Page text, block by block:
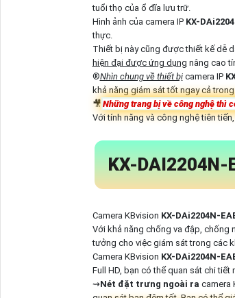
tuổi thọ của ổ đĩa lưu trữ.
Hình ảnh của camera IP KX-
thực.
Thiết bị này cũng được thiết kế dễ
hiện đại được ứng dụng nâng cao
®️Nhìn chung về thiết bịcamera IP
khả năng giám sát tốt ngay cả trong
🎥 Những trang bị về công nghệ thì
Với tính năng và công nghệ tiên
KX-DAI2204N-
Camera KBvision KX-DAi2204N-
Với khả năng chống va đập, chống
tưởng cho việc giám sát trong các
Camera KBvision KX-DAi2204N-
Full HD, bạn có thể quan sát chi
⇝Nét đặt trưng ngoài ra camera